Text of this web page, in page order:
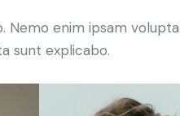
Nemo enim ipsam
sunt explicabo.